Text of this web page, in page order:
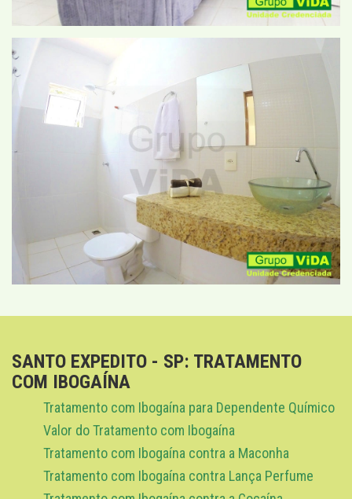
SANTO EXPEDITO - SP: TRATAMENTO
COM IBOGAÍNA
Tratamento com Ibogaína para Dependente Químico
Valor do Tratamento com Ibogaína
Tratamento com Ibogaína contra a Maconha
Tratamento com Ibogaína contra Lança Perfume